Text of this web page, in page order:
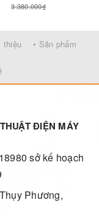
3.380.000₫
thiệu • Sản phẩm
ĐIỆN MÁY
sở kế hoạch
Phương,